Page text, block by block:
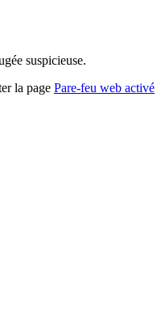
suspicieuse.
la page Pare-feu web activé